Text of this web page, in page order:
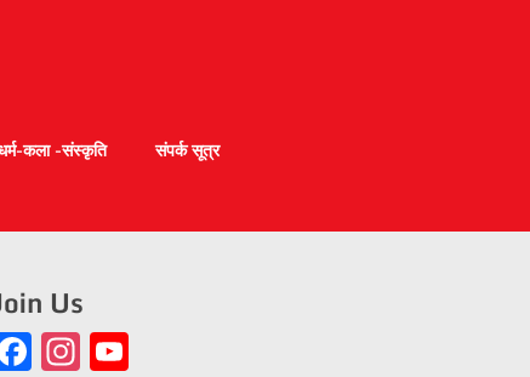
कला -संस्कृति
संपर्क सूत्र
Us
Facebook
Instagram